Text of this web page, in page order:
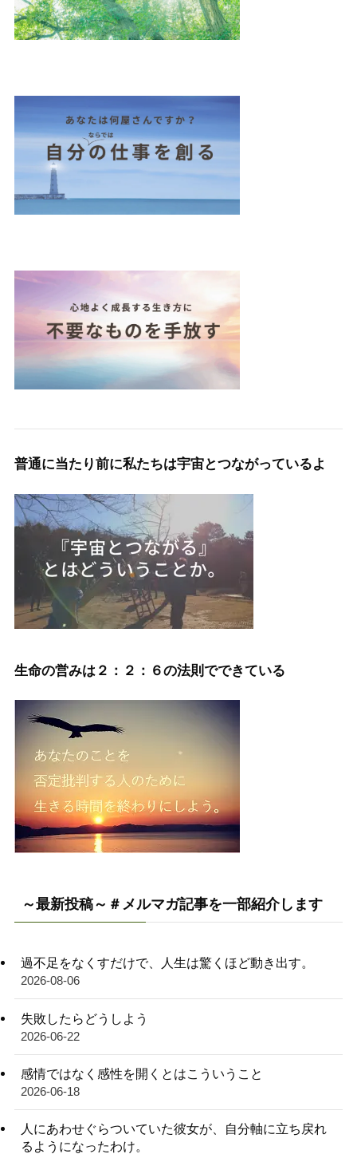
普通に当たり前に私たちは宇宙とつながっているよ
生命の営みは２：２：６の法則でできている
～最新投稿～＃メルマガ記事を一部紹介します
過不足をなくすだけで、人生は驚くほど動き出す。
2026-08-06
失敗したらどうしよう
2026-06-22
感情ではなく感性を開くとはこういうこと
2026-06-18
人にあわせぐらついていた彼女が、自分軸に立ち戻れ
るようになったわけ。